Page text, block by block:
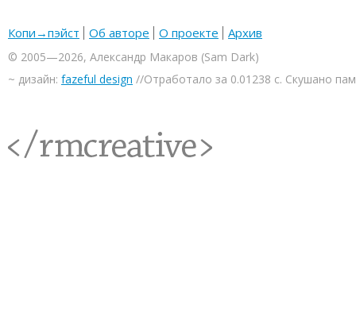
Копи→пэйст Об авторе О проекте Архив
© 2005—2026, Александр Макаров (Sam Dark)
~ дизайн: fazeful design //Отработало за 0.01238 с. Скушано
<rmcreative/>